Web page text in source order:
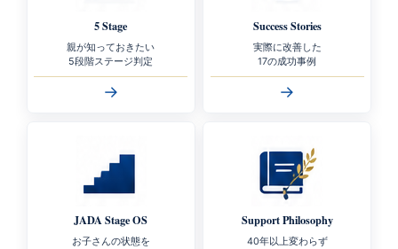
5 Stage
親が知っておきたい
5段階ステージ判定
→
Success Stories
実際に改善した
17の成功事例
→
JADA Stage OS
お子さんの状態を
Support Philosophy
40年以上変わらず